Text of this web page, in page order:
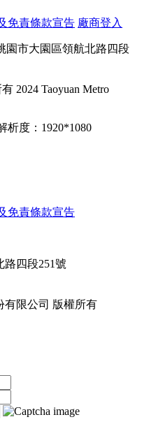
免責條款宣告 廠商登入
園市大園區領航北路四段
2024 Taoyuan Metro
析度：1920*1080
免責條款宣告
路四段251號
有限公司 版權所有